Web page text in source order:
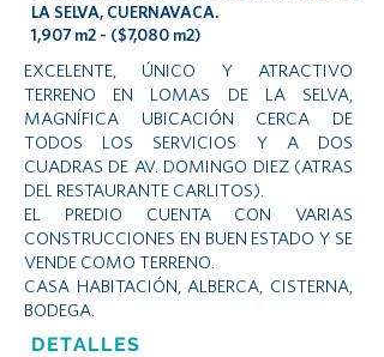
LA SELVA, CUERNAVACA.
1,907 m2 - ($7,080 m2)
EXCELENTE, ÚNICO Y ATRACTIVO
TERRENO EN LOMAS DE LA SELVA,
MAGNÍFICA UBICACIÓN CERCA DE
TODOS LOS SERVICIOS Y A DOS
CUADRAS DE AV. DOMINGO DIEZ (ATRAS
DEL RESTAURANTE CARLITOS).
EL PREDIO CUENTA CON VARIAS
CONSTRUCCIONES EN BUEN ESTADO Y SE
VENDE COMO TERRENO.
CASA HABITACIÓN, ALBERCA, CISTERNA,
BODEGA.
DETALLES